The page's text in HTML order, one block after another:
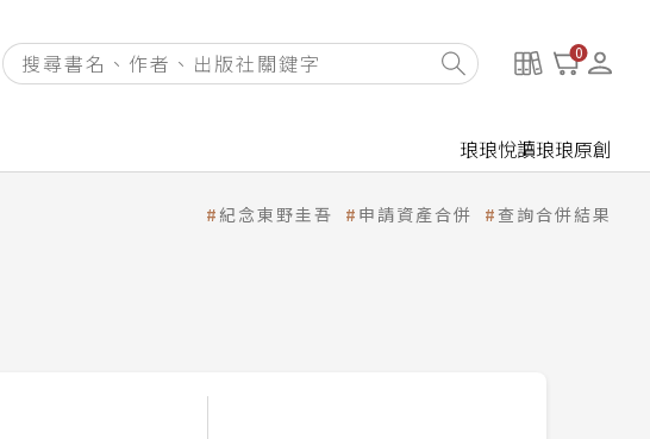
0
琅琅悅讀琅琅原創
紀念東野圭吾 申請資產合併 查詢合併結果